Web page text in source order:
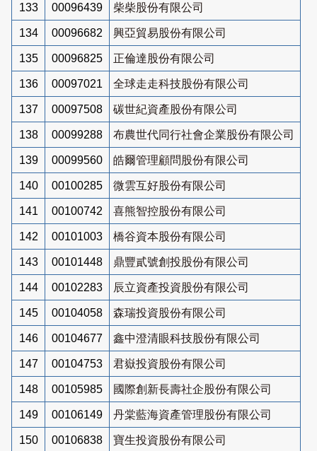
133 00096439 柴柴股份有限公司
134 00096682 興亞貿易股份有限公司
135 00096825 正倫達股份有限公司
136 00097021 全球走走科技股份有限公司
137 00097508 碳世紀資產股份有限公司
138 00099288 布農世代同行社會企業股份有限公司
139 00099560 皓爾管理顧問股份有限公司
140 00100285 微雲互好股份有限公司
141 00100742 喜熊智控股份有限公司
142 00101003 橋谷資本股份有限公司
143 00101448 鼎豐貳號創投股份有限公司
144 00102283 辰立資產投資股份有限公司
145 00104058 森瑞投資股份有限公司
146 00104677 鑫中澄清眼科技股份有限公司
147 00104753 君嶽投資股份有限公司
148 00105985 國際創新長壽社企股份有限公司
149 00106149 丹棠藍海資產管理股份有限公司
150 00106838
寶生投資股份有限公司